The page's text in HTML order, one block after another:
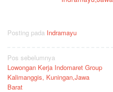
Posting pada Indramayu
Navigasi
pos
Pos sebelumnya
Lowongan Kerja Indomaret Group
Kalimanggis, Kuningan,Jawa
Barat